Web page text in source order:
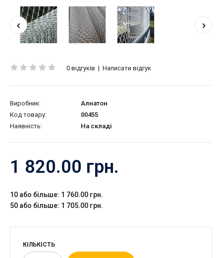
0 відгуків | Написати відгук
Виробник:
Алнатон
Код товару:
00455
Наявність:
На складі
1 820.00 грн.
10 або більше: 1 760.00 грн.
50 або більше: 1 705.00 грн.
КІЛЬКІСТЬ